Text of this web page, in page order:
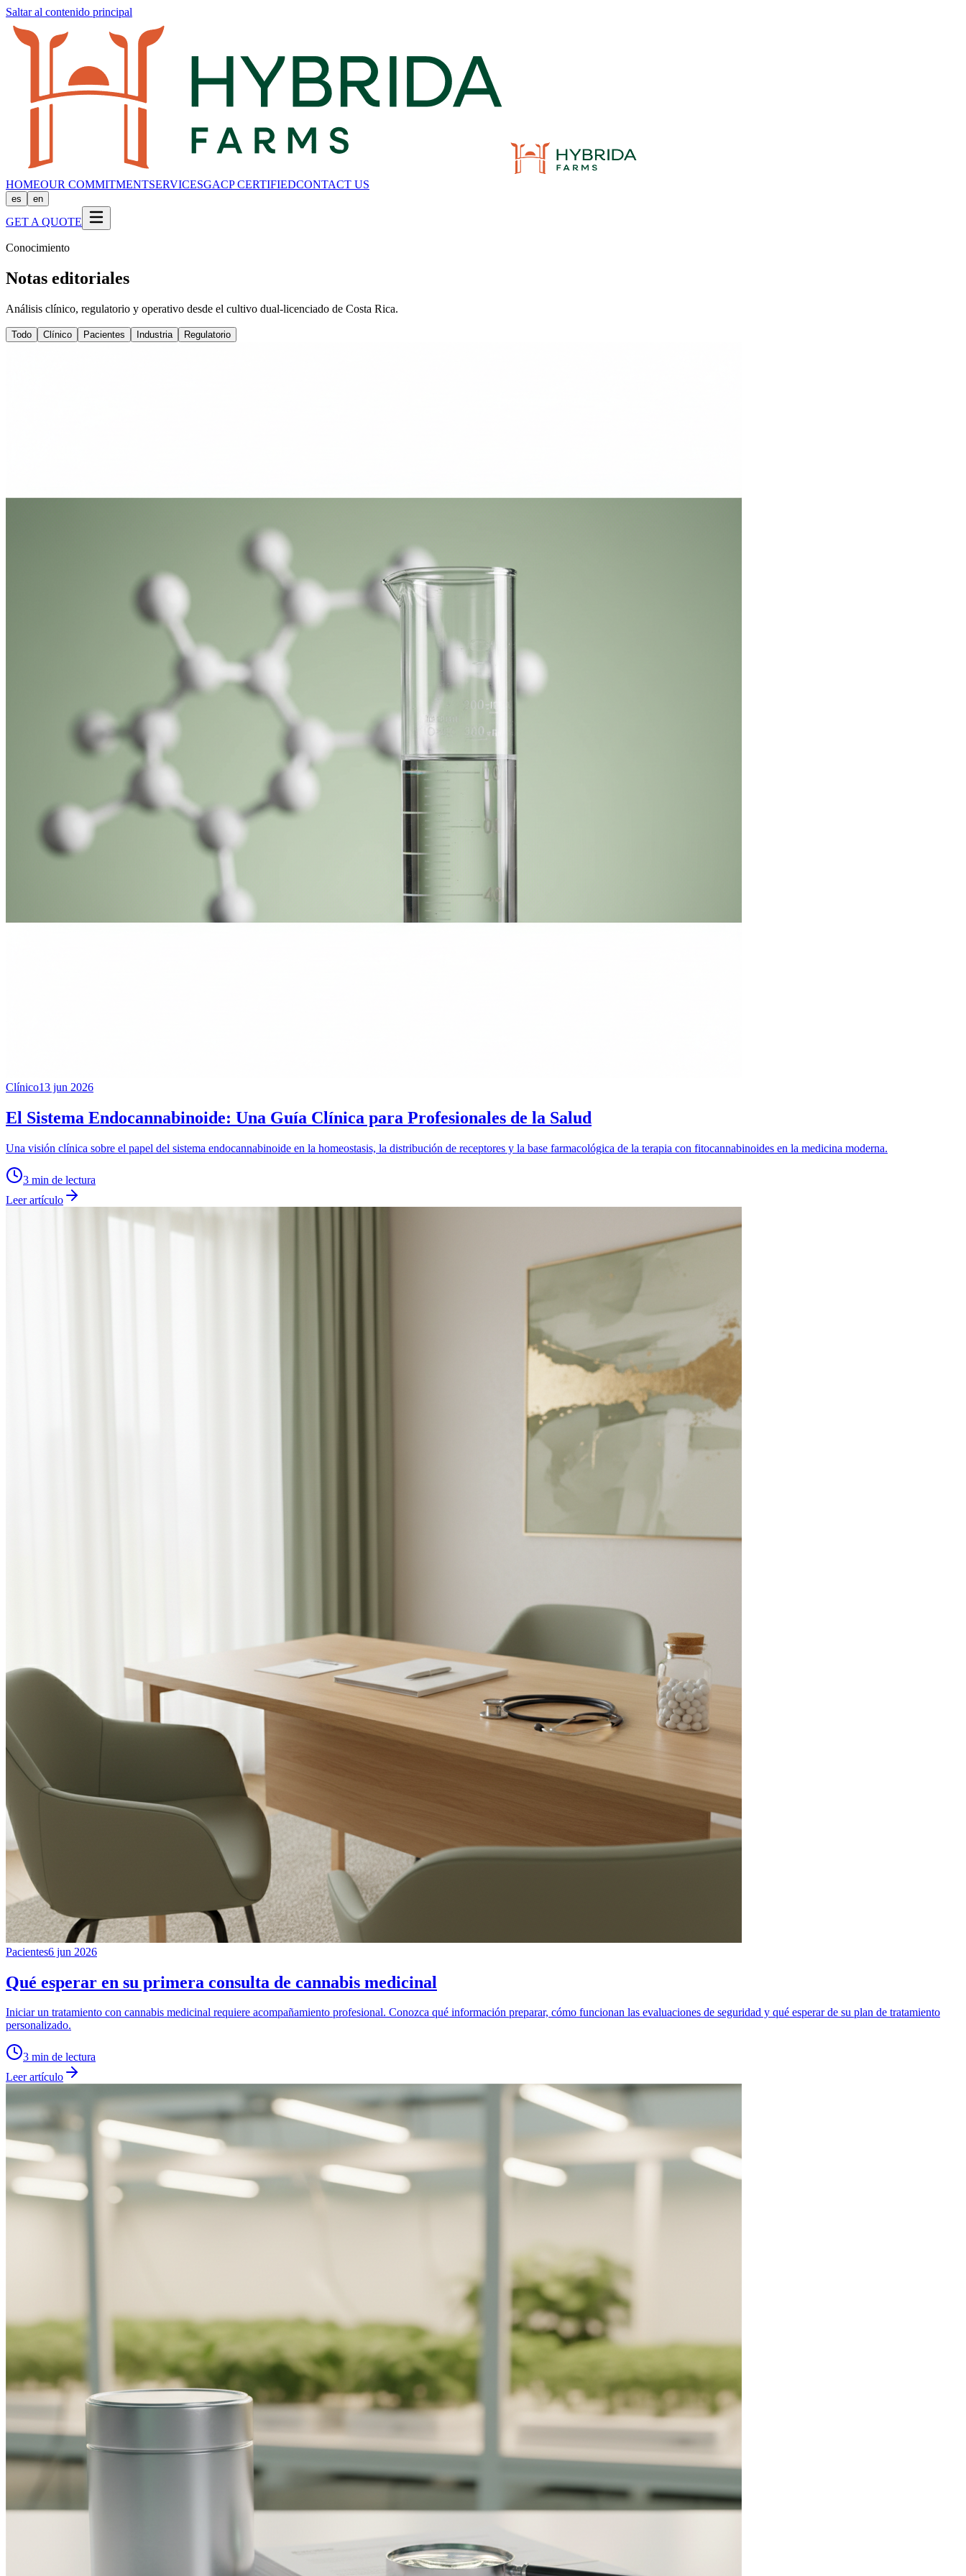
Saltar al contenido principal
HOMEOUR COMMITMENTSERVICESGACP CERTIFIEDCONTACT US
es en
GET A QUOTE
Conocimiento
Notas editoriales
Análisis clínico, regulatorio y operativo desde el cultivo dual-licenciado de Costa Rica.
Todo Clínico Pacientes Industria Regulatorio
Clínico13 jun 2026
El Sistema Endocannabinoide: Una Guía Clínica para Profesionales de la Salud
Una visión clínica sobre el papel del sistema endocannabinoide en la homeostasis, la distribución de receptores y la base farmacológica de la terapia con fitocannabinoides en la medicina moderna.
3 min de lectura
Leer artículo
Pacientes6 jun 2026
Qué esperar en su primera consulta de cannabis medicinal
Iniciar un tratamiento con cannabis medicinal requiere acompañamiento profesional. Conozca qué información preparar, cómo funcionan las evaluaciones de seguridad y qué esperar de su plan de tratamiento
personalizado.
3 min de lectura
Leer artículo